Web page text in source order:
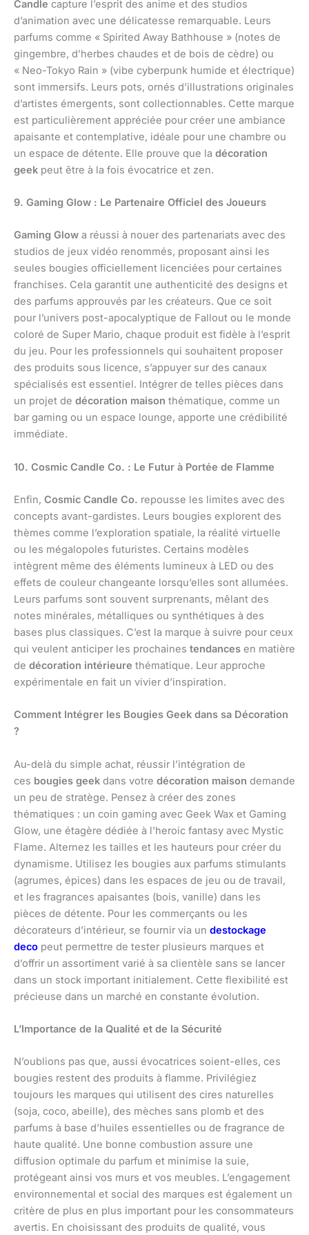
Candle capture l’esprit des anime et des studios
d’animation avec une délicatesse remarquable. Leurs
parfums comme « Spirited Away Bathhouse » (notes de
gingembre, d’herbes chaudes et de bois de cèdre) ou
« Neo-Tokyo Rain » (vibe cyberpunk humide et électrique)
sont immersifs. Leurs pots, ornés d’illustrations originales
d’artistes émergents, sont collectionnables. Cette marque
est particulièrement appréciée pour créer une ambiance
apaisante et contemplative, idéale pour une chambre ou
un espace de détente. Elle prouve que la décoration
geek peut être à la fois évocatrice et zen.
9. Gaming Glow : Le Partenaire Officiel des Joueurs
Gaming Glow a réussi à nouer des partenariats avec des
studios de jeux vidéo renommés, proposant ainsi les
seules bougies officiellement licenciées pour certaines
franchises. Cela garantit une authenticité des designs et
des parfums approuvés par les créateurs. Que ce soit
pour l’univers post-apocalyptique de Fallout ou le monde
coloré de Super Mario, chaque produit est fidèle à l’esprit
du jeu. Pour les professionnels qui souhaitent proposer
des produits sous licence, s’appuyer sur des canaux
spécialisés est essentiel. Intégrer de telles pièces dans
un projet de décoration maison thématique, comme un
bar gaming ou un espace lounge, apporte une crédibilité
immédiate.
10. Cosmic Candle Co. : Le Futur à Portée de Flamme
Enfin, Cosmic Candle Co. repousse les limites avec des
concepts avant-gardistes. Leurs bougies explorent des
thèmes comme l’exploration spatiale, la réalité virtuelle
ou les mégalopoles futuristes. Certains modèles
intègrent même des éléments lumineux à LED ou des
effets de couleur changeante lorsqu’elles sont allumées.
Leurs parfums sont souvent surprenants, mêlant des
notes minérales, métalliques ou synthétiques à des
bases plus classiques. C’est la marque à suivre pour ceux
qui veulent anticiper les prochaines tendances en matière
de décoration intérieure thématique. Leur approche
expérimentale en fait un vivier d’inspiration.
Comment Intégrer les Bougies Geek dans sa Décoration
?
Au-delà du simple achat, réussir l’intégration de
ces bougies geek dans votre décoration maison demande
un peu de stratège. Pensez à créer des zones
thématiques : un coin gaming avec Geek Wax et Gaming
Glow, une étagère dédiée à l’heroic fantasy avec Mystic
Flame. Alternez les tailles et les hauteurs pour créer du
dynamisme. Utilisez les bougies aux parfums stimulants
(agrumes, épices) dans les espaces de jeu ou de travail,
et les fragrances apaisantes (bois, vanille) dans les
pièces de détente. Pour les commerçants ou les
décorateurs d’intérieur, se fournir via un destockage
deco peut permettre de tester plusieurs marques et
d’offrir un assortiment varié à sa clientèle sans se lancer
dans un stock important initialement. Cette flexibilité est
précieuse dans un marché en constante évolution.
L’Importance de la Qualité et de la Sécurité
N’oublions pas que, aussi évocatrices soient-elles, ces
bougies restent des produits à flamme. Privilégiez
toujours les marques qui utilisent des cires naturelles
(soja, coco, abeille), des mèches sans plomb et des
parfums à base d’huiles essentielles ou de fragrance de
haute qualité. Une bonne combustion assure une
diffusion optimale du parfum et minimise la suie,
protégeant ainsi vos murs et vos meubles. L’engagement
environnemental et social des marques est également un
critère de plus en plus important pour les consommateurs
avertis. En choisissant des produits de qualité, vous